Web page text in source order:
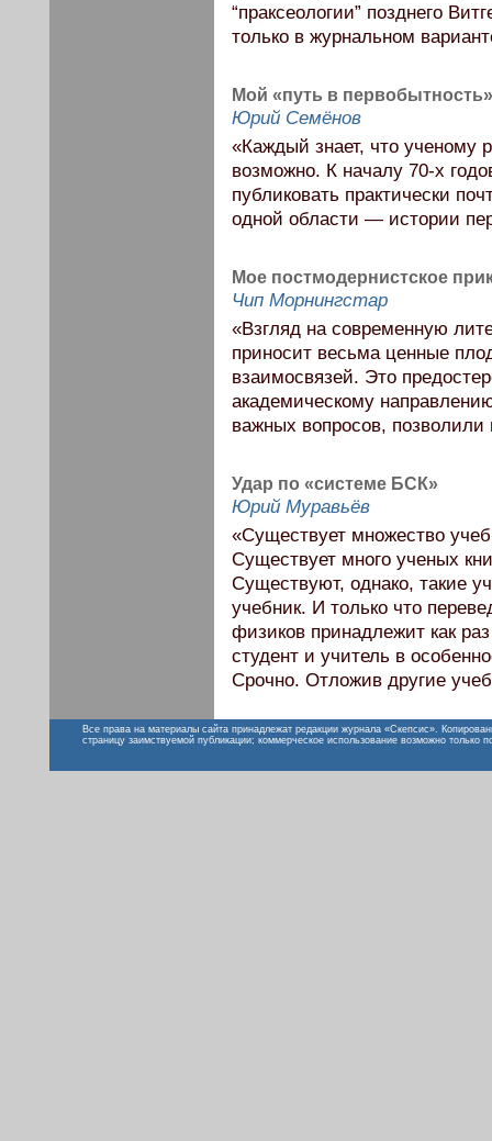
“праксеологии” позднего
только в журнальном
Мой «путь в первобытность»
Юрий Семёнов
«Каждый знает, что ученому
возможно. К началу 70-х
публиковать практически
одной области — истории
Мое постмодернистское
Чип Морнингстар
«Взгляд на современную
приносит весьма ценные
взаимосвязей. Это
академическому
важных вопросов,
Удар по «системе БСК»
Юрий Муравьёв
«Существует множество
Существует много ученых
Существуют, однако, такие
учебник. И только что
физиков принадлежит как
студент и учитель в
Срочно. Отложив другие
Все права на материалы сайта принадлежат редакции журнала «Скепсис».
страницу заимствуемой публикации; коммерческое использование возможно только